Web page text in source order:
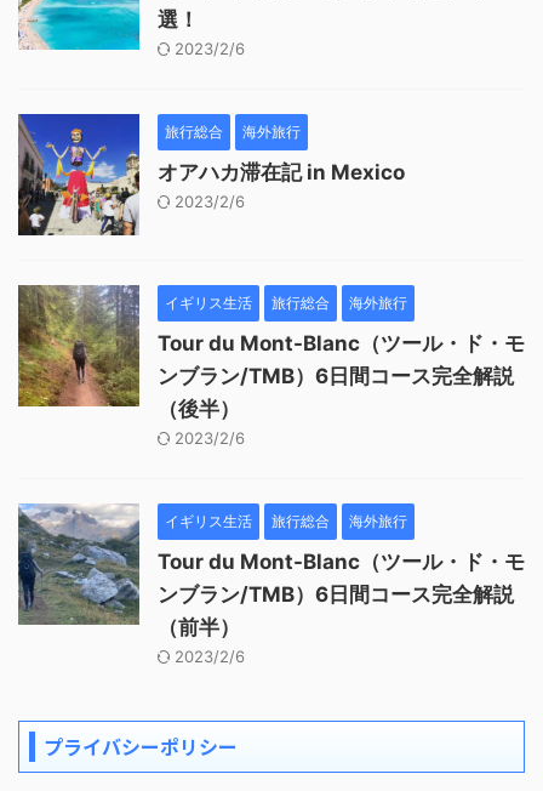
選！
2023/2/6
旅行総合 海外旅行
オアハカ滞在記 in Mexico
2023/2/6
イギリス生活 旅行総合 海外旅行
Tour du Mont-Blanc（ツール・ド・モ
ンブラン/TMB）6日間コース完全解説
（後半）
2023/2/6
イギリス生活 旅行総合 海外旅行
Tour du Mont-Blanc（ツール・ド・モ
ンブラン/TMB）6日間コース完全解説
（前半）
2023/2/6
プライバシーポリシー